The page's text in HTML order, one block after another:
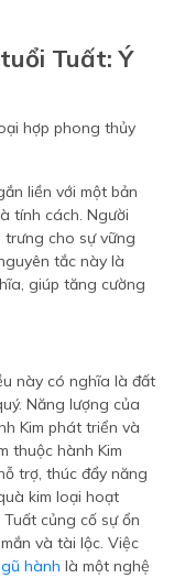
Tuất: Ý
liền với một bản
tính cách. Người
cho sự vững
tắc này là
giúp tăng cường
này có nghĩa là đất
Năng lượng của
Kim phát triển và
thuộc hành Kim
trợ, thúc đẩy năng
kim loại hoạt
củng cố sự ổn
và tài lộc. Việc
hành là một nghệ